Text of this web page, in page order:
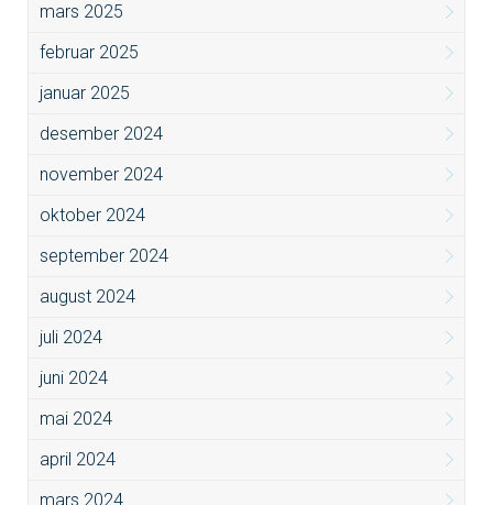
mars 2025
februar 2025
januar 2025
desember 2024
november 2024
oktober 2024
september 2024
august 2024
juli 2024
juni 2024
mai 2024
april 2024
mars 2024